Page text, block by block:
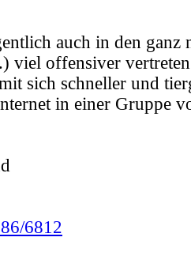
auch in den ganz
viel offensiver
sich schneller und
in einer Gruppe
6812